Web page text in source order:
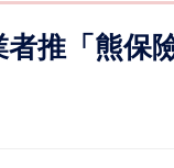
公園、北有榮星」周...
「油門一催」警察狂...
推「熊保